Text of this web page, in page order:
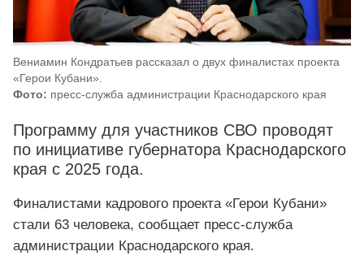
Вениамин Кондратьев рассказал о двух финалистах проекта
«Герои Кубани».
Фото: пресс-служба администрации Краснодарского края
Программу для участников СВО проводят
по инициативе губернатора Краснодарского
края с 2025 года.
Финалистами кадрового проекта «Герои Кубани»
стали 63 человека, сообщает пресс-служба
администрации Краснодарского края.